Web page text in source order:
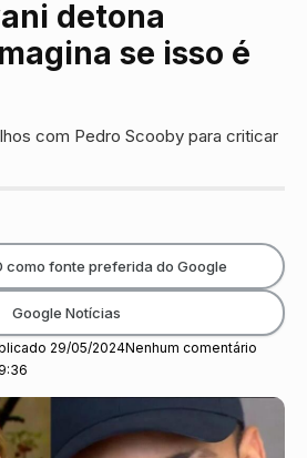
detona
se isso é
com Pedro Scooby para criticar
29/05/2024Nenhum comentário
como fonte preferida do Google
Google Notícias